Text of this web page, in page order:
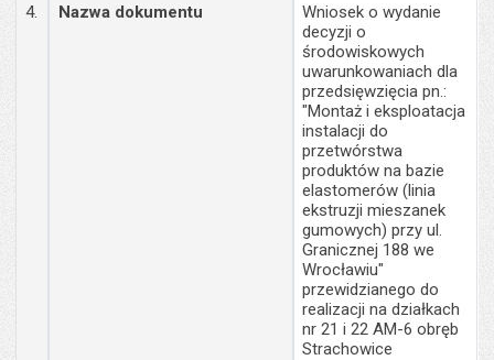
4.
Nazwa dokumentu
Wniosek o wydanie
decyzji o
środowiskowych
uwarunkowaniach dla
przedsięwzięcia pn.:
"Montaż i eksploatacja
instalacji do
przetwórstwa
produktów na bazie
elastomerów (linia
ekstruzji mieszanek
gumowych) przy ul.
Granicznej 188 we
Wrocławiu"
przewidzianego do
realizacji na działkach
nr 21 i 22 AM-6 obręb
Strachowice